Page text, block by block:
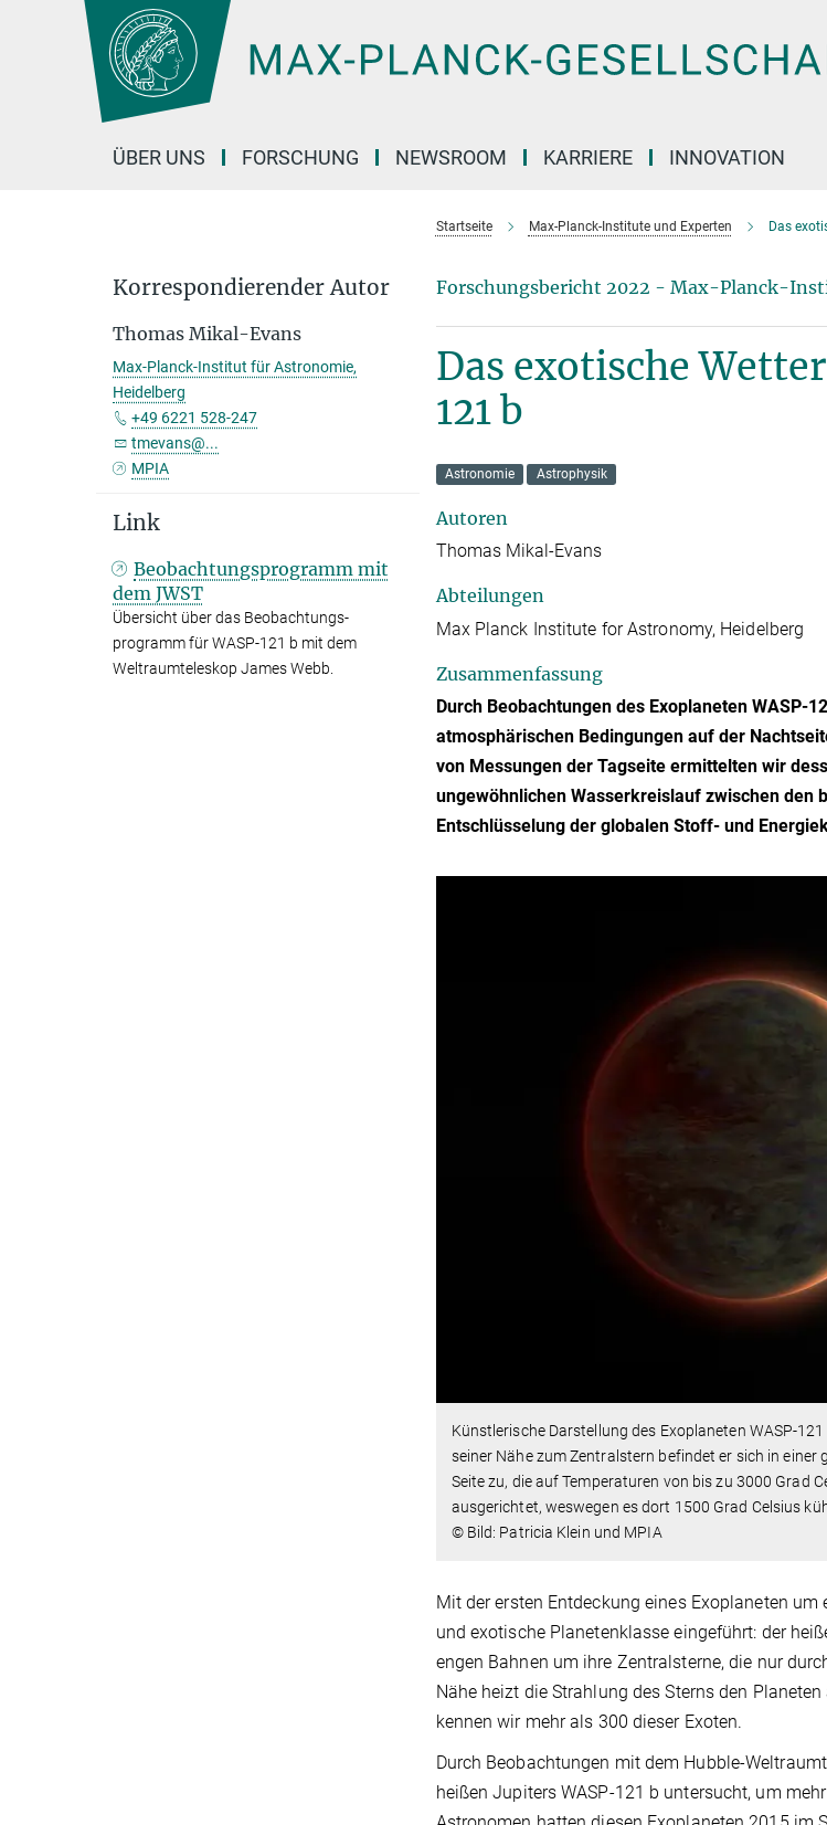
Hauptinhalt
ÜBER UNS FORSCHUNG NEWSROOM KARRIERE INNOVATION
Startseite Max-Planck-Institute und Experten Das
Forschungsbericht 2022 - Max-Planck-
Das exotische
121 b
Astronomie Astrophysik
Autoren
Thomas Mikal-Evans
Abteilungen
Max Planck Institute for Astronomy, Heidelberg
Zusammenfassung
Durch Beobachtungen des Exoplaneten
atmosphärischen Bedingungen auf der
von Messungen der Tagseite ermittelten wir
ungewöhnlichen Wasserkreislauf zwischen den
Entschlüsselung der globalen Stoff- und
Künstlerische Darstellung des Exoplaneten WASP-
seiner Nähe zum Zentralstern befindet er sich in
Seite zu, die auf Temperaturen von bis zu 3000 Grad
ausgerichtet, weswegen es dort 1500 Grad Celsius
© Bild: Patricia Klein und MPIA
Mit der ersten Entdeckung eines Exoplaneten
und exotische Planetenklasse eingeführt: der
engen Bahnen um ihre Zentralsterne, die nur
Nähe heizt die Strahlung des Sterns den
kennen wir mehr als 300 dieser Exoten.
Durch Beobachtungen mit dem Hubble-
heißen Jupiters WASP-121 b untersucht, um
Korrespondierender Autor
Thomas Mikal-Evans
Max-Planck-Institut für Astronomie,
Heidelberg
+49 6221 528-247
tmevans@...
MPIA
Link
Beobachtungsprogramm mit
dem JWST
Übersicht über das Beobachtungs­
programm für WASP-121 b mit dem
Weltraum­teleskop James Webb.